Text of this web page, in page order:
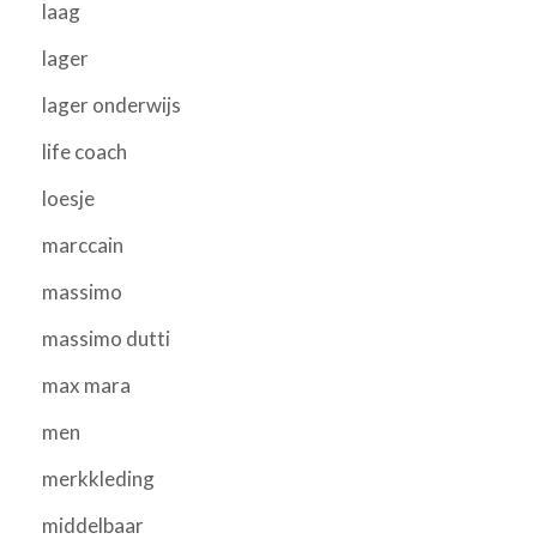
laag
lager
lager onderwijs
life coach
loesje
marccain
massimo
massimo dutti
max mara
men
merkkleding
middelbaar